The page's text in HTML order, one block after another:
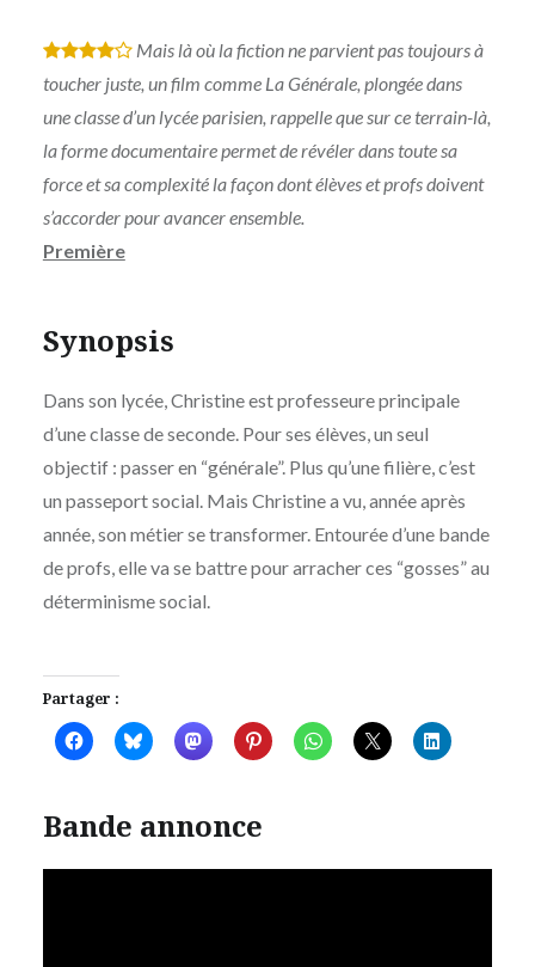
* * * *
Mais là où la fiction ne parvient pas toujours à
toucher juste, un film comme La Générale, plongée dans
une classe d’un lycée parisien, rappelle que sur ce terrain-là,
la forme documentaire permet de révéler dans toute sa
force et sa complexité la façon dont élèves et profs doivent
s’accorder pour avancer ensemble.
Première
Synopsis
Dans son lycée, Christine est professeure principale
d’une classe de seconde. Pour ses élèves, un seul
objectif : passer en “générale”. Plus qu’une filière, c’est
un passeport social. Mais Christine a vu, année après
année, son métier se transformer. Entourée d’une bande
de profs, elle va se battre pour arracher ces “gosses” au
déterminisme social.
Partager :
Bande annonce